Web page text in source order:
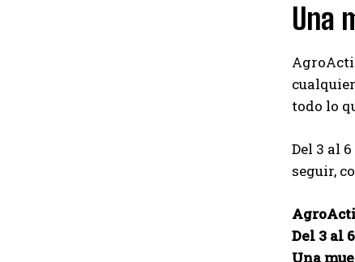
Una
todo lo
Del 3 al
seguir,
Del 3 al
Una